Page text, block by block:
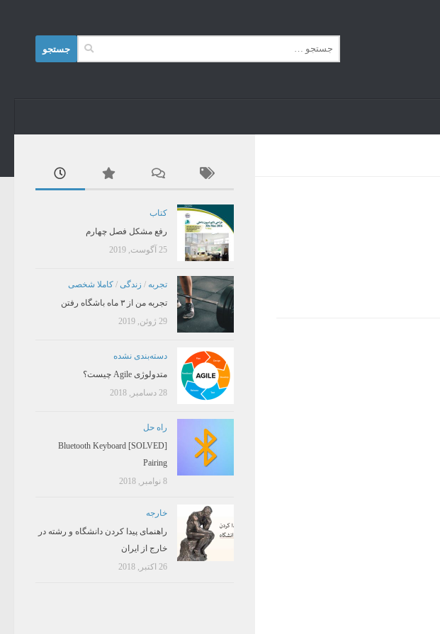
برای:
کتاب
رفع مشکل فصل چهارم
25 آگوست, 2019
تجربه / زندگی / کاملا شخصی
تجربه من از ۳ ماه باشگاه رفتن
29 ژوئن, 2019
دسته‌بندی نشده
متدولوژی Agile چیست؟
28 دسامبر, 2018
راه حل
[SOLVED] Bluetooth Keyboard
Pairing
8 نوامبر, 2018
خارجه
راهنمای پیدا کردن دانشگاه و رشته در
خارج از ایران
26 اکتبر, 2018